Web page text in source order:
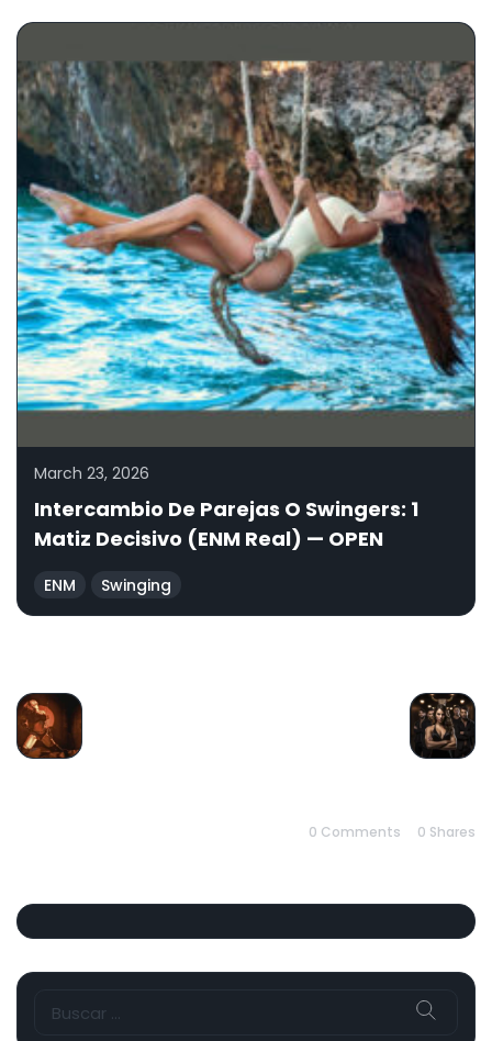
March 23, 2026
Intercambio De Parejas O Swingers: 1
Matiz Decisivo (ENM Real) — OPEN
ENM Swinging
0 Comments 0 Shares